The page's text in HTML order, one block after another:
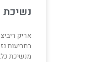
נשיכת
אריק
בתביעות
מנשיכת